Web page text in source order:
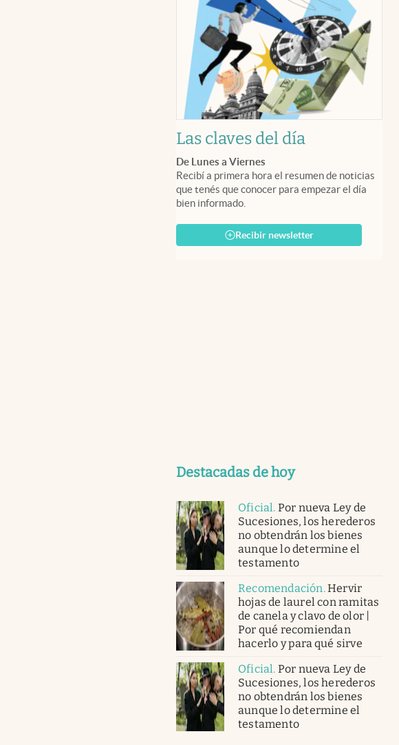
Las claves del día
De Lunes a Viernes
Recibí a primera hora el resumen de noticias
que tenés que conocer para empezar el día
bien informado.
Recibir newsletter
Destacadas de hoy
Oficial. Por nueva Ley de
Sucesiones, los herederos
no obtendrán los bienes
aunque lo determine el
testamento
Recomendación.Hervir
hojas de laurel con ramitas
de canela y clavo de olor |
Por qué recomiendan
hacerlo y para qué sirve
Oficial. Por nueva Ley de
Sucesiones, los herederos
no obtendrán los bienes
aunque lo determine el
testamento